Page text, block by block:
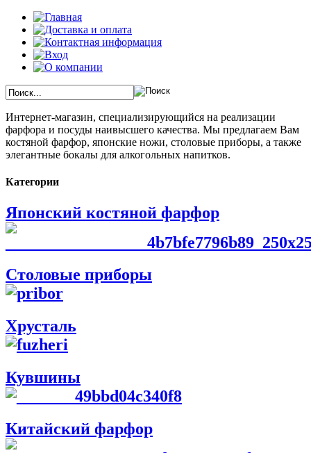
Интернет-магазин, специализирующийся на реализации
фарфора и посуды наивысшего качества. Мы предлагаем Вам
костяной фарфор, японские ножи, столовые приборы, а также
элегантные бокалы для алкогольных напитков.
Категории
Японский костяной фарфор
Столовые приборы
Хрусталь
Кувшины
Китайский фарфор